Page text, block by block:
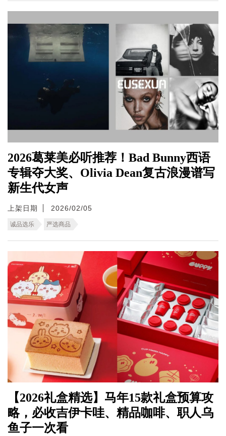
2026葛莱美必听推荐！Bad Bunny西语
专辑夺大奖、Olivia Dean复古浪漫谱写
新生代女声
上架日期 2026/02/05
诚品选乐 严选商品
【2026礼盒精选】马年15款礼盒预算攻
略，必收吉伊卡哇、精品咖啡、职人乌
鱼子一次看